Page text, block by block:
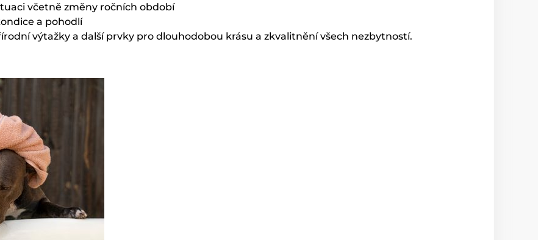
včetně změny ročních období
a pohodlí
výtažky a další prvky pro dlouhodobou krásu a zkvalitnění všech nezbytností.